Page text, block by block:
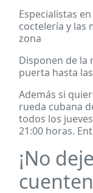
Especialistas
coctelería y las
zona
Disponen de la
puerta hasta
Además si
rueda cubana
todos los
21:00 horas.
¡No